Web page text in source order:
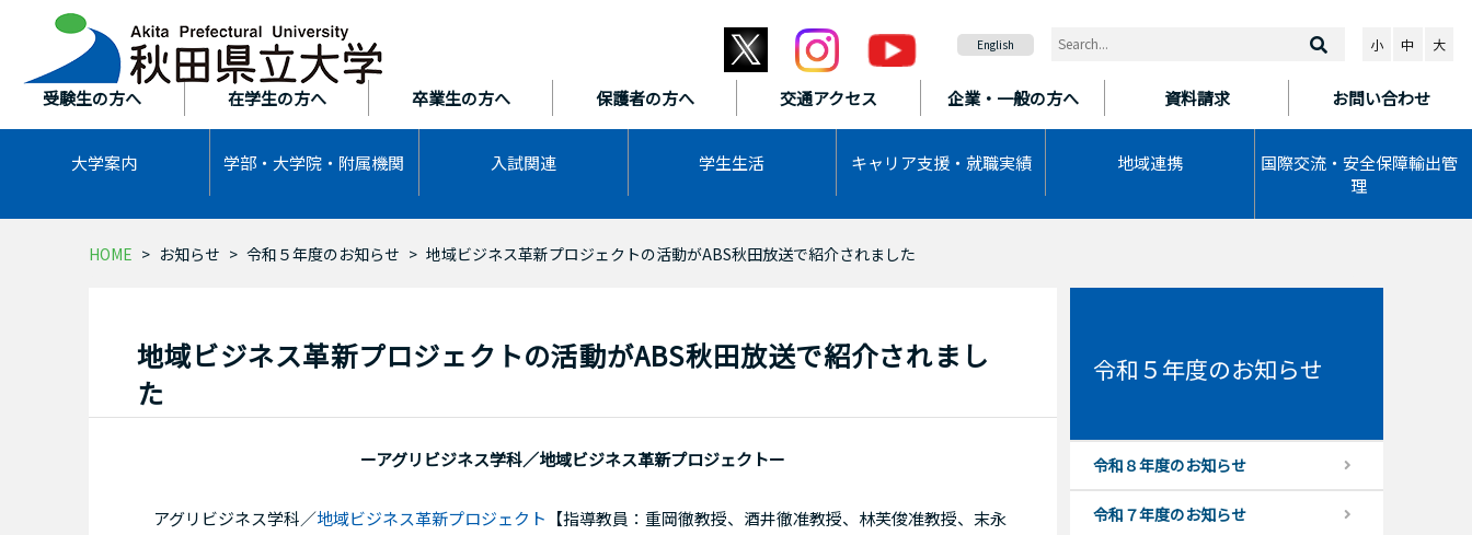
受験生の方へ 在学生の方へ 卒業生の方へ 保護者の方へ 交通アクセス 企業・一般の方へ 資料請求 お問い合わせ
大学案内 学部・大学院・ 附属機関 入試関連 学生生活 キャリア支援・ 就職実績 地域連携
国際交流・安全保障輸出管
理
English 小 中 大
HOME お知らせ 令和５年度のお知らせ 地域ビジネス革新プロジェクトの活動がABS秋田放送で紹介されました
地域ビジネス革新プロジェクトの活動がABS秋田放送で紹介されまし
た
ーアグリビジネス学科／地域ビジネス革新プロジェクトー
アグリビジネス学科／地域ビジネス革新プロジェクト 【指導教員：重岡徹教授、酒井徹准教授、林芙俊准教授、末永
令和５年度のお知らせ
令和８年度のお知らせ
令和７年度のお知らせ